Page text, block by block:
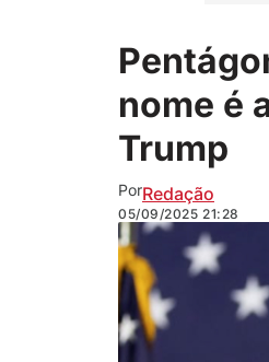
nome é
Trump
PorRedação
05/09/2025 21:28